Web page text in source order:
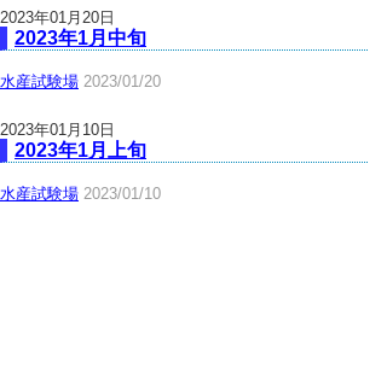
2023年01月20日
2023年1月中旬
水産試験場 2023/01/20
2023年01月10日
2023年1月上旬
水産試験場 2023/01/10